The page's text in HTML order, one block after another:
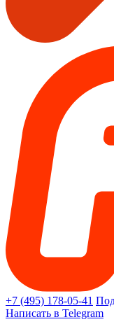
+7 (495) 178-05-41
Написать в Telegram